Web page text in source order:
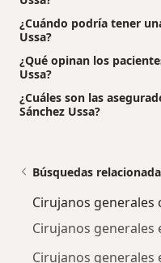
¿Cuándo podría tener
Ussa?
¿Qué opinan los
Ussa?
¿Cuáles son las
Sánchez Ussa?
Búsquedas
Cirujanos generales
Cirujanos generales
Cirujanos generales